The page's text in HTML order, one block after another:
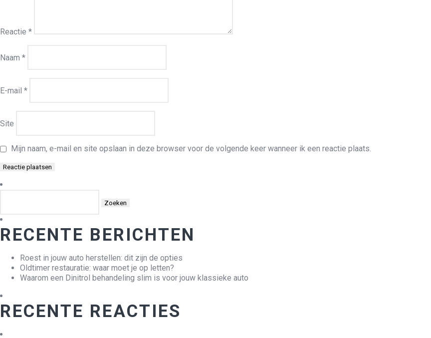
Reactie *
Naam *
E-mail *
Site
Mijn naam, e-mail en site opslaan in deze browser voor de volgende keer wanneer ik een reactie plaats.
RECENTE BERICHTEN
Roest in jouw auto herstellen: dit zijn de opties
Oldtimer restauratie: waar moet je op letten?
Waarom een Dinitrol behandeling slim is voor jouw klassieke auto
RECENTE REACTIES